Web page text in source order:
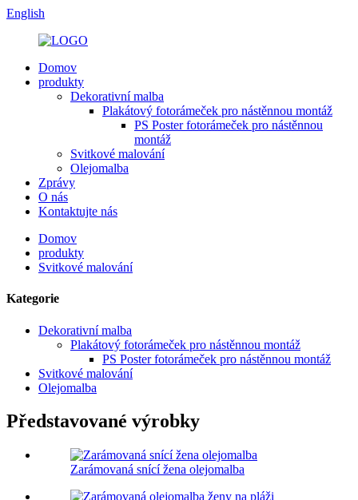
English
Domov
produkty
Dekorativní malba
Plakátový fotorámeček pro nástěnnou montáž
PS Poster fotorámeček pro nástěnnou
montáž
Svitkové malování
Olejomalba
Zprávy
O nás
Kontaktujte nás
Domov
produkty
Svitkové malování
Kategorie
Dekorativní malba
Plakátový fotorámeček pro nástěnnou montáž
PS Poster fotorámeček pro nástěnnou montáž
Svitkové malování
Olejomalba
Představované výrobky
Zarámovaná snící žena olejomalba